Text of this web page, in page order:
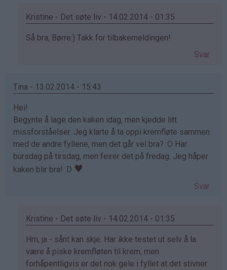
Kristine - Det søte liv - 14.02.2014 - 01:35
Som
Børre
(ikke
bekreftet)
Så bra, Børre:) Takk for tilbakemeldingen!
Svar
Tina - 13.02.2014 - 15:43
Hei!
Begynte å lage den kaken idag, men kjedde litt
missforståelser. Jeg klarte å ta oppi kremfløte sammen
med de andre fyllene, men det går vel bra? :O Har
bursdag på tirsdag, men feirer det på fredag. Jeg håper
kaken blir bra! :D ♥
Svar
Kristine - Det søte liv - 14.02.2014 - 01:35
Som
svar
på
Hm, ja - sånt kan skje. Har ikke testet ut selv å la
være å piske kremfløten til krem, men
forhåpentligvis er det nok gele i fyllet at det stivner